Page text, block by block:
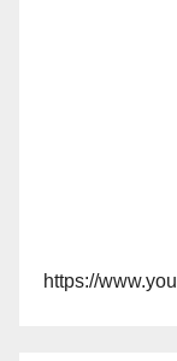
https://